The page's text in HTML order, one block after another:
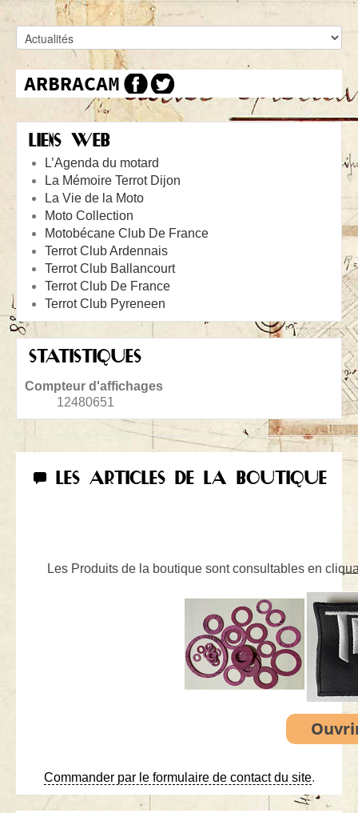
LIENS WEB
L’Agenda du motard
La Mémoire Terrot Dijon
La Vie de la Moto
Moto Collection
Motobécane Club De France
Terrot Club Ardennais
Terrot Club Ballancourt
Terrot Club De France
Terrot Club Pyreneen
STATISTIQUES
Compteur d'affichages
12480651
LES ARTICLES DE LA BOUTIQUE
Les Produits de la boutique sont consultables en
Commander par le formulaire de contact du site.